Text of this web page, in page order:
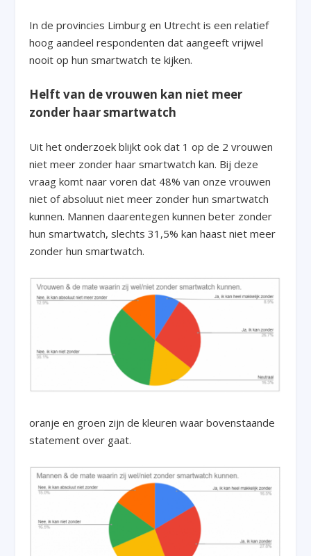
In de provincies Limburg en Utrecht is een relatief
hoog aandeel respondenten dat aangeeft vrijwel
nooit op hun smartwatch te kijken.
Helft van de vrouwen kan niet meer
zonder haar smartwatch
Uit het onderzoek blijkt ook dat 1 op de 2 vrouwen
niet meer zonder haar smartwatch kan. Bij deze
vraag komt naar voren dat 48% van onze vrouwen
niet of absoluut niet meer zonder hun smartwatch
kunnen. Mannen daarentegen kunnen beter zonder
hun smartwatch, slechts 31,5% kan haast niet meer
zonder hun smartwatch.
oranje en groen zijn de kleuren waar bovenstaande
statement over gaat.